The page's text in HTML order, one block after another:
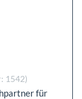
1542)
für